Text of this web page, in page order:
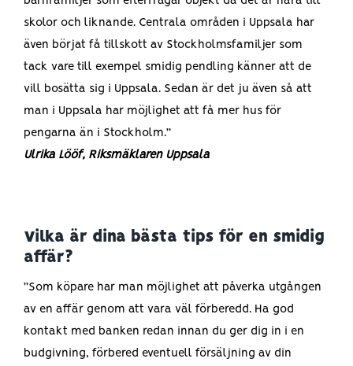
skolor och liknande. Centrala områden i Uppsala har
även börjat få tillskott av Stockholmsfamiljer som
tack vare till exempel smidig pendling känner att de
vill bosätta sig i Uppsala. Sedan är det ju även så att
man i Uppsala har möjlighet att få mer hus för
pengarna än i Stockholm.”
Ulrika Lööf, Riksmäklaren Uppsala
Vilka är dina bästa tips för en smidig
affär?
”Som köpare har man möjlighet att påverka utgången
av en affär genom att vara väl förberedd. Ha god
kontakt med banken redan innan du ger dig in i en
budgivning, förbered eventuell försäljning av din